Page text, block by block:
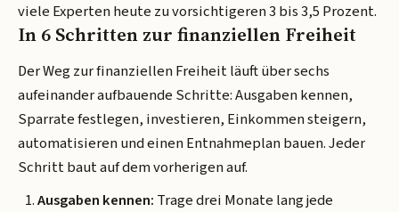
viele Experten heute zu vorsichtigeren 3 bis 3,5 Prozent.
In 6 Schritten zur finanziellen Freiheit
Der Weg zur finanziellen Freiheit läuft über sechs
aufeinander aufbauende Schritte: Ausgaben kennen,
Sparrate festlegen, investieren, Einkommen steigern,
automatisieren und einen Entnahmeplan bauen. Jeder
Schritt baut auf dem vorherigen auf.
Ausgaben kennen: Trage drei Monate lang jede